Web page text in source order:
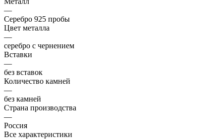
—
Серебро 925 пробы
Цвет металла
—
серебро с чернением
Вставки
—
без вставок
Количество камней
—
без камней
Страна производства
—
Россия
Все характеристики